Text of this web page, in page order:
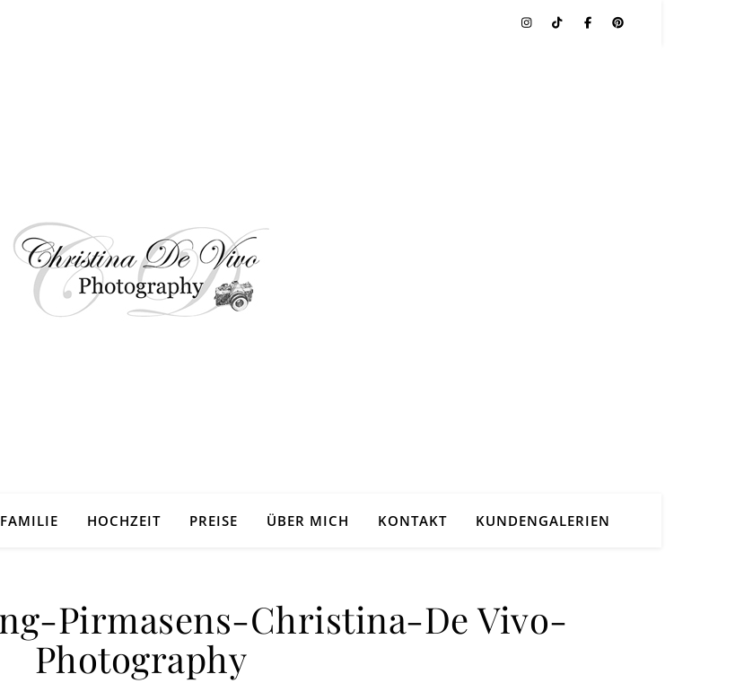
FAMILIE HOCHZEIT PREISE ÜBER MICH KONTAKT KUNDENGALERIEN
Pirmasens-Christina-De Vivo-
Photography